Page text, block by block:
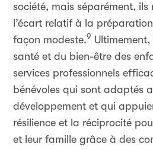
société, mais séparément, ils
l’écart relatif à la
façon modeste.9
santé et du bien-être des
services professionnels
bénévoles qui sont adaptés
développement et qui
résilience et la réciprocité
et leur famille grâce à des